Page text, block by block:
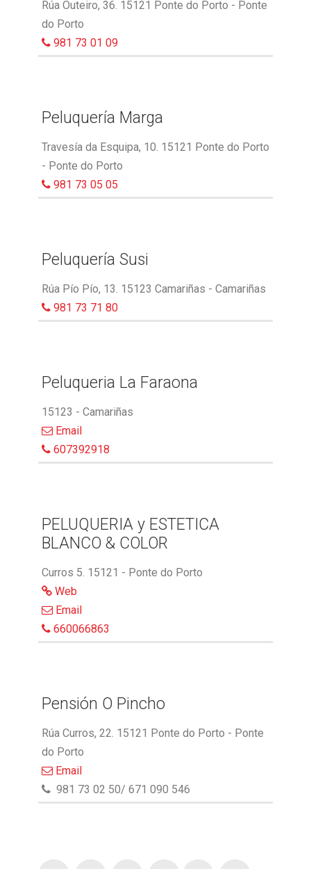
Rúa Outeiro, 36. 15121 Ponte do Porto - Ponte
do Porto
981 73 01 09
Peluquería Marga
Travesía da Esquipa, 10. 15121 Ponte do Porto
- Ponte do Porto
981 73 05 05
Peluquería Susi
Rúa Pío Pío, 13. 15123 Camariñas - Camariñas
981 73 71 80
Peluqueria La Faraona
15123 - Camariñas
Email
607392918
PELUQUERIA y ESTETICA
BLANCO & COLOR
Curros 5. 15121 - Ponte do Porto
Web
Email
660066863
Pensión O Pincho
Rúa Curros, 22. 15121 Ponte do Porto - Ponte
do Porto
Email
981 73 02 50/ 671 090 546